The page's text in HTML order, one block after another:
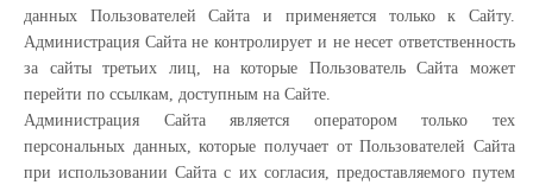
данных Пользователей Сайта и применяется только к Сайту.
Администрация Сайта не контролирует и не несет ответственность
за сайты третьих лиц, на которые Пользователь Сайта может
перейти по ссылкам, доступным на Сайте.
Администрация Сайта является оператором только тех
персональных данных, которые получает от Пользователей Сайта
при использовании Сайта с их согласия, предоставляемого путем